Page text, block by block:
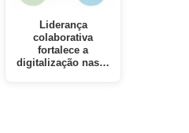
Liderança
colaborativa
fortalece a
digitalização nas…